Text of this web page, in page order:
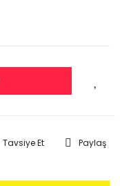
Tavsiye Et Paylaş